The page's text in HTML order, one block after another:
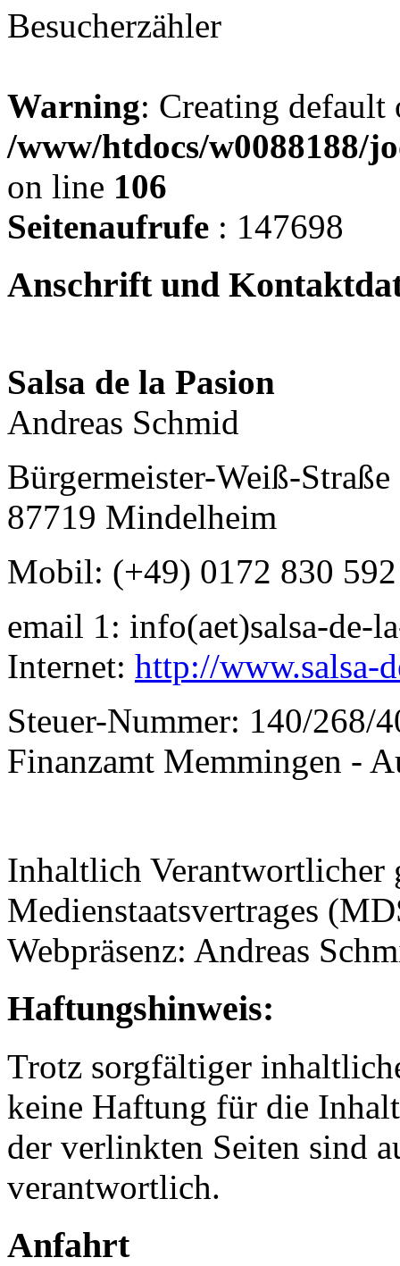
Besucherzähler
Warning: Creating
/www/htdocs/w0088188/
on line 106
Seitenaufrufe : 147698
Anschrift und
Salsa de la Pasion
Andreas Schmid
Bürgermeister-Weiß-Straße
87719 Mindelheim
Mobil: (+49) 0172 830
email 1: info(aet)salsa-de-
Internet: http://www.salsa-
Steuer-Nummer: 140/268/
Finanzamt Memmingen -
Inhaltlich Verantwortlicher
Medienstaatsvertrages
Webpräsenz: Andreas
Haftungshinweis:
Trotz sorgfältiger
keine Haftung für die
der verlinkten Seiten sind
verantwortlich.
Anfahrt